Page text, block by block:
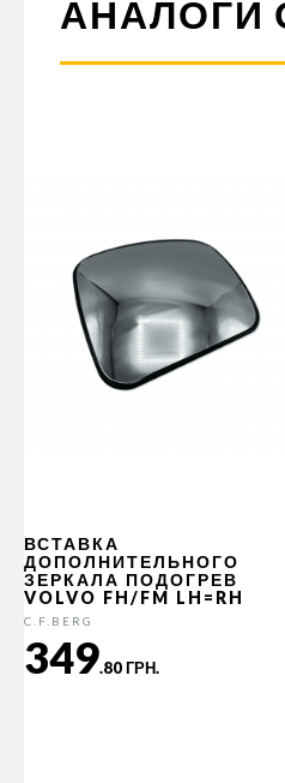
АНАЛОГИ
ВСТАВКА
ДОПОЛНИТЕЛЬНОГО
ЗЕРКАЛА ПОДОГРЕВ
VOLVO FH/FM LH=RH
C.F.BERG
349.80 ГРН.